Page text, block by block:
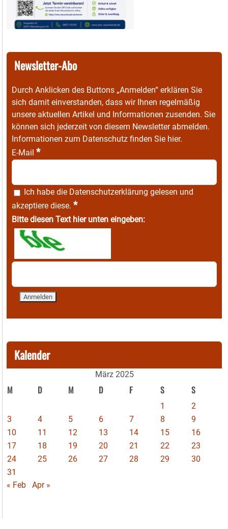
Newsletter-Abo
Durch Anklicken des Buttons „Anmelden“ erklären Sie
sich damit einverstanden, dass wir Ihnen regelmäßig
unsere aktuellen Artikel und Informationen zusenden. Sie
können sich jederzeit von diesem Newsletter abmelden.
Informationen zum Datenschutz finden Sie hier.
E-Mail *
Ich habe die Datenschutzerklärung gelesen und
akzeptiere diese. *
Bitte diesen Text hier unten eingeben:
Kalender
März 2025
M D M D F S S
1
2
3
4 5 6 7 8
9
10
11 12 13 14 15
16
17
18 19 20 21 22
23
24
25 26 27 28 29
30
31
« Feb
Apr »